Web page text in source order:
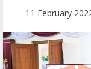
11 February